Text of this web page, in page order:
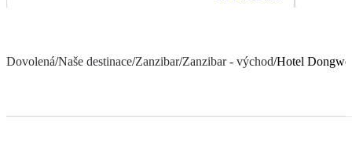
Dovolená/Naše destinace/Zanzibar/Zanzibar - východ/Hotel